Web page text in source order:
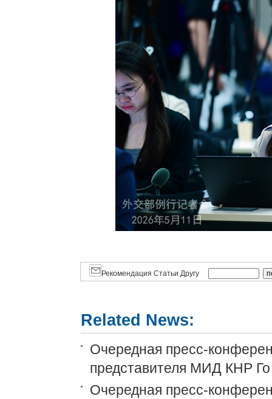
Рекомендация Статьи Другу
Related News:
Очередная пресс-
представителя МИД КНР Го
Очередная пресс-